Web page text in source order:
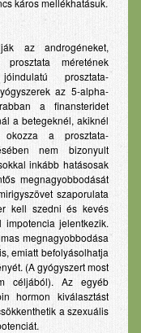
káros mellékhatásuk.
az androgéneket,
méretének
prosztata-
az 5-alpha-
a finansteridet
a betegeknél, akiknél
okozza a prosztata-
nem bizonyult
inkább hatásosak
megnagyobbodását
szaporulata
kell szedni és kevés
jelentkezik.
megnagyobbodása
emiatt befolyásolhatja
(A gyógyszert most
céljából). Az egyéb
hormon kiválasztást
a szexuális